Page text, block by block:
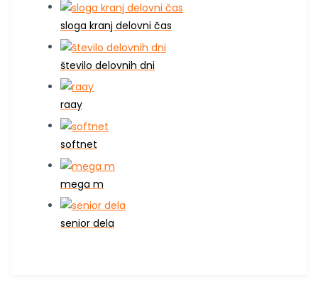
sloga kranj delovni čas
število delovnih dni
raay
softnet
mega m
senior dela